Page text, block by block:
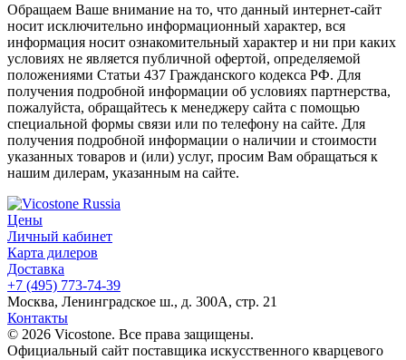
Обращаем Ваше внимание на то, что данный интернет-сайт
носит исключительно информационный характер, вся
информация носит ознакомительный характер и ни при каких
условиях не является публичной офертой, определяемой
положениями Статьи 437 Гражданского кодекса РФ. Для
получения подробной информации об условиях партнерства,
пожалуйста, обращайтесь к менеджеру сайта с помощью
специальной формы связи или по телефону на сайте. Для
получения подробной информации о наличии и стоимости
указанных товаров и (или) услуг, просим Вам обращаться к
нашим дилерам, указанным на сайте.
Цены
Личный кабинет
Карта дилеров
Доставка
+7 (495) 773-74-39
Москва, Ленинградское ш., д. 300А, стр. 21
Контакты
© 2026 Vicostone. Все права защищены.
Официальный сайт поставщика искусственного кварцевого